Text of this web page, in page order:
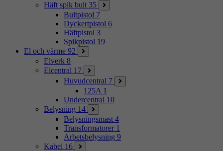
Häft spik bult 35
Bultpistol 7
Dyckertpistol 6
Häftpistol 3
Spikpistol 19
El och värme 92
Elverk 8
Elcentral 17
Huvudcentral 7
125A 1
Undercentral 10
Belysning 14
Belysningsmast 4
Transformatorer 1
Arbetsbelysning 9
Kabel 16